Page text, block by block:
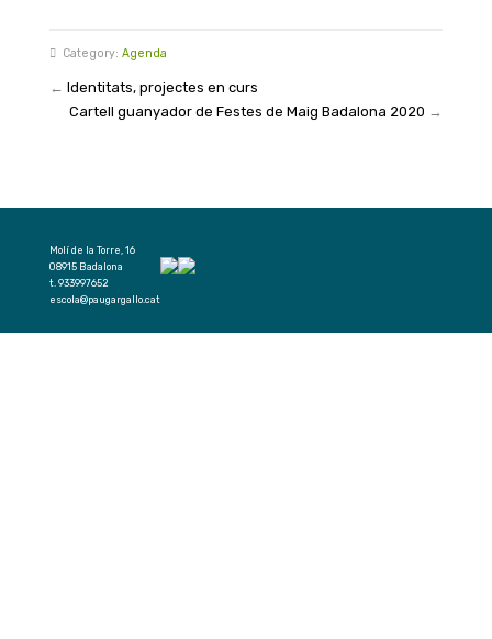
Category: Agenda
← Identitats, projectes en curs
Cartell guanyador de Festes de Maig Badalona 2020 →
Molí de la Torre, 16
08915 Badalona
t. 933997652
escola@paugargallo.cat